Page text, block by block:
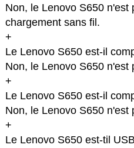
Non, le Lenovo S650 n'est
chargement sans fil.
+
Le Lenovo S650 est-il
Non, le Lenovo S650 n'est
+
Le Lenovo S650 est-il
Non, le Lenovo S650 n'est
+
Le Lenovo S650 est-til